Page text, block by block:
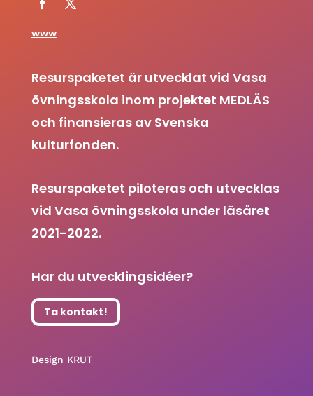
www
Resurspaketet är utvecklat vid Vasa
övningsskola inom projektet MEDLÄS
och finansieras av Svenska
kulturfonden.
Resurspaketet piloteras och utvecklas
vid Vasa övningsskola under läsåret
2021-2022.
Har du utvecklingsidéer?
Ta kontakt!
Design KRUT